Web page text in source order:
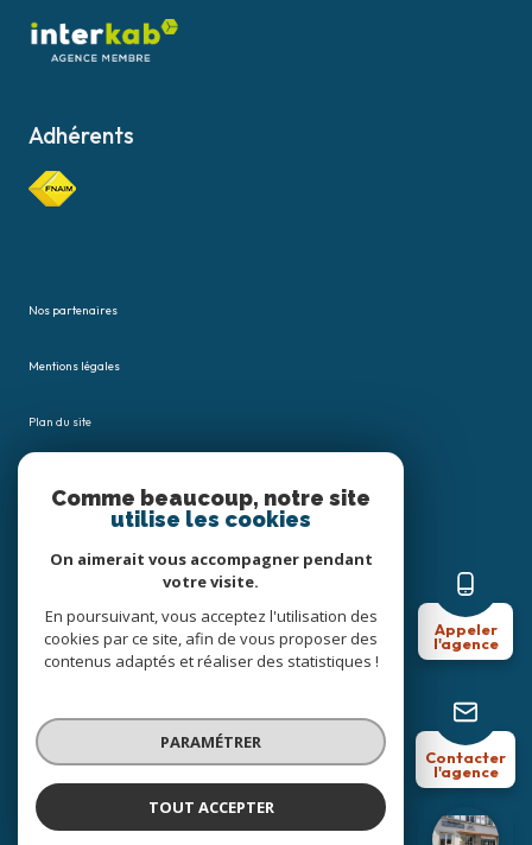
Céline Joost Immobilier
Appeler
l'agence
Contacter
l'agence
Adhérents
Nos partenaires
Mentions légales
Plan du site
Cookies
© 2026 | Tous droits réservés
Réalisé par
Comme beaucoup, notre site
utilise les cookies
On aimerait vous accompagner pendant
votre visite.
En poursuivant, vous acceptez l'utilisation des
cookies par ce site, afin de vous proposer des
contenus adaptés et réaliser des statistiques !
PARAMÉTRER
TOUT ACCEPTER